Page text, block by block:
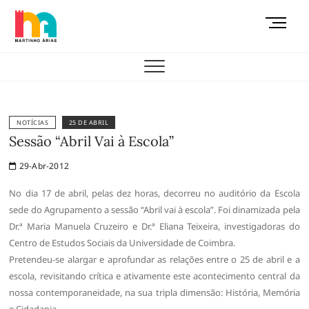
Skip
content
M
NOTÍCIAS 25 DE ABRIL
Sessão “Abril Vai à Escola”
29-Abr-2012
No dia 17 de abril, pelas dez horas, decorreu no auditório da Escola
sede do Agrupamento a sessão “Abril vai à escola”. Foi dinamizada pela
Dr.ª Maria Manuela Cruzeiro e Dr.ª Eliana Teixeira, investigadoras do
Centro de Estudos Sociais da Universidade de Coimbra.
Pretendeu-se alargar e aprofundar as relações entre o 25 de abril e a
escola, revisitando crítica e ativamente este acontecimento central da
nossa contemporaneidade, na sua tripla dimensão: História, Memória